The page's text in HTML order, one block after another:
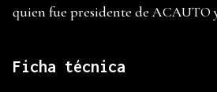
quien fue presidente de ACAUTO
Ficha técnica